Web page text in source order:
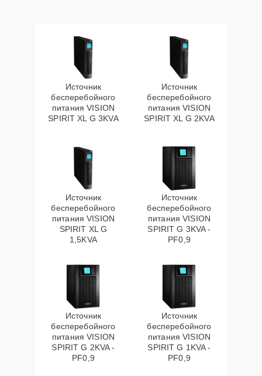
Источник
бесперебойного
питания VISION
SPIRIT XL G 3KVA
Источник
бесперебойного
питания VISION
SPIRIT XL G 2KVA
Источник
бесперебойного
питания VISION
SPIRIT XL G
1,5KVA
Источник
бесперебойного
питания VISION
SPIRIT G 3KVA -
PF0,9
Источник
бесперебойного
питания VISION
SPIRIT G 2KVA -
PF0,9
Источник
бесперебойного
питания VISION
SPIRIT G 1KVA -
PF0,9